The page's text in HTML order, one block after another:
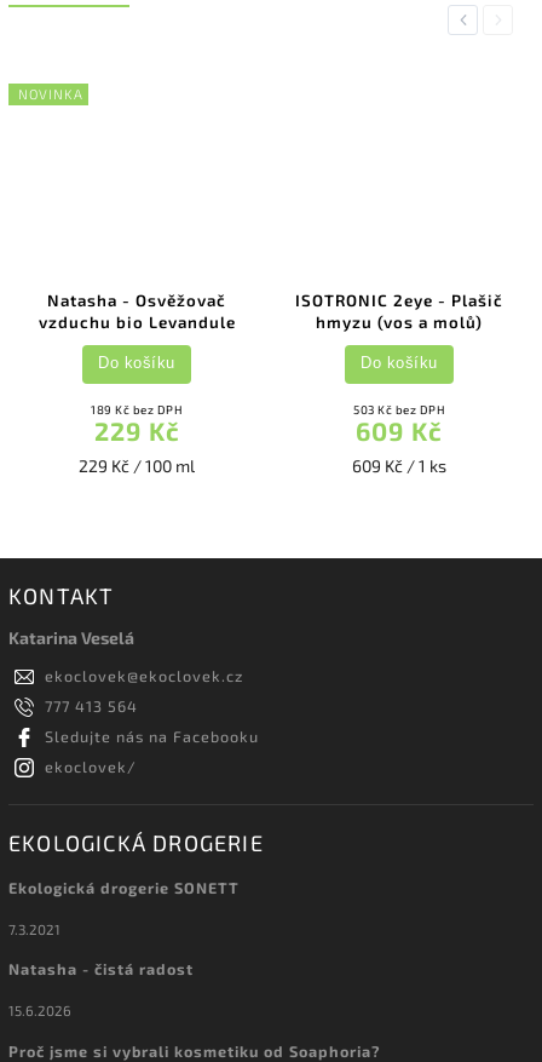
Previous
NOVINKA
Natasha - Osvěžovač
vzduchu bio Levandule
189 Kč bez DPH
229 Kč
229 Kč / 100 ml
Do košíku
ISOTRONIC 2eye - Plašič
hmyzu (vos a molů)
503 Kč bez DPH
609 Kč
609 Kč / 1 ks
Do košíku
Next
KONTAKT
Katarina Veselá
ekoclovek@ekoclovek.cz
777 413 564
Sledujte nás na Facebooku
ekoclovek/
EKOLOGICKÁ DROGERIE
Ekologická drogerie SONETT
7.3.2021
Natasha - čistá radost
15.6.2026
Proč jsme si vybrali kosmetiku od Soaphoria?